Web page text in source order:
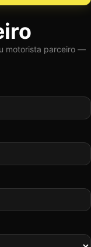
motorista parceiro —